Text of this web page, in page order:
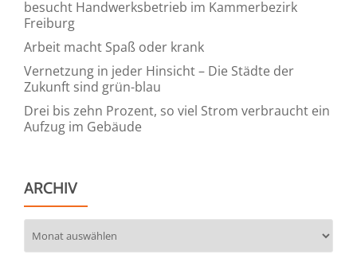
besucht Handwerksbetrieb im Kammerbezirk
Freiburg
Arbeit macht Spaß oder krank
Vernetzung in jeder Hinsicht – Die Städte der
Zukunft sind grün-blau
Drei bis zehn Prozent, so viel Strom verbraucht ein
Aufzug im Gebäude
ARCHIV